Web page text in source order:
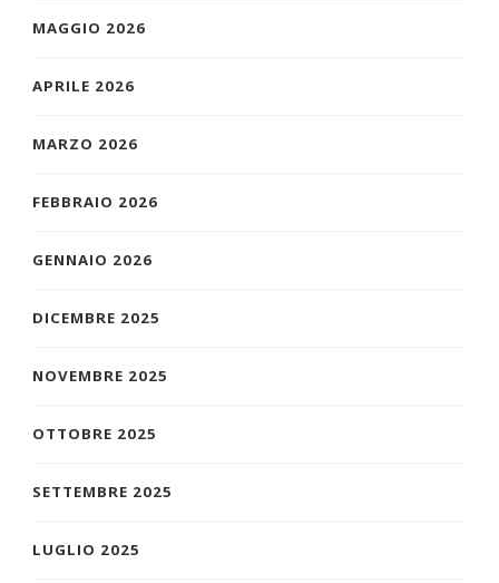
MAGGIO 2026
APRILE 2026
MARZO 2026
FEBBRAIO 2026
GENNAIO 2026
DICEMBRE 2025
NOVEMBRE 2025
OTTOBRE 2025
SETTEMBRE 2025
LUGLIO 2025